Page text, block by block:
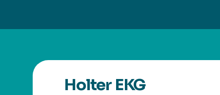
Holter EKG